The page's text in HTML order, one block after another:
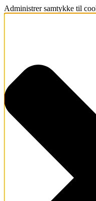
Administrer samtykke til